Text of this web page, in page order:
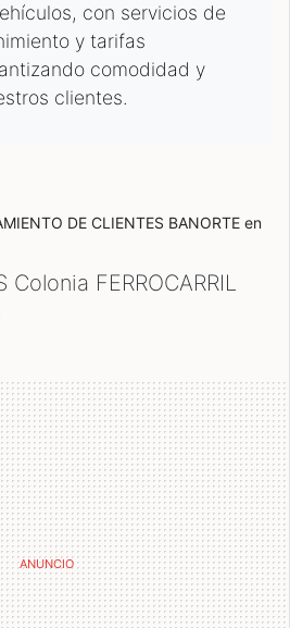
con servicios de
y tarifas
comodidad y
clientes.
DE CLIENTES BANORTE en
Colonia FERROCARRIL